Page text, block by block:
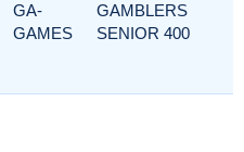
GA-
GAMES
GAMBLERS
SENIOR 400